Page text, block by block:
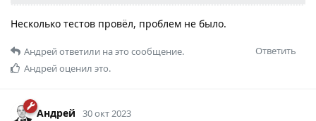
Несколько тестов провёл, проблем не было.
Ответить
Андрейответили на это сообщение.
Андрейоценил это.
Андрей 30 окт 2023